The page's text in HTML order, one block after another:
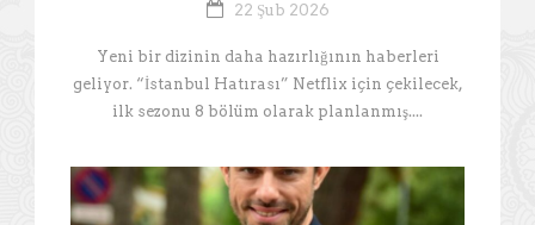
22 Şub 2026
Yeni bir dizinin daha hazırlığının haberleri
geliyor. “İstanbul Hatırası” Netflix için çekilecek,
ilk sezonu 8 bölüm olarak planlanmış....